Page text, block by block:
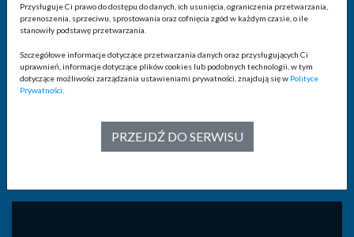
Nie czekaj! Zawrzyj umowę już teraz i zapewnij swoim
Konferencji UEFA i Liga Europy UEFA.
wzbogacić ofertę Twojego lokalu.
Zobacz listę dostępnych wydarzeń w Pakiecie Polsat
Przysługuje Ci prawo do dostępu do danych, ich usunięcia, ograniczenia przetwarzania,
przenoszenia, sprzeciwu, sprostowania oraz cofnięcia zgód w każdym czasie, o ile
stanowiły podstawę przetwarzania.
Szczegółowe informacje dotyczące przetwarzania danych oraz przysługujących Ci
uprawnień, informacje dotyczące plików cookies lub podobnych technologii, w tym
dotyczące możliwości zarządzania ustawieniami prywatności, znajdują się w Polityce
Prywatności.
PRZEJDŹ DO SERWISU